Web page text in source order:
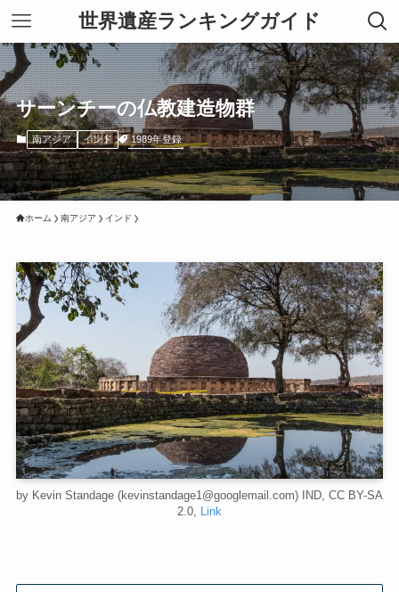
世界遺産ランキングガイド
サーンチーの仏教建造物群
南アジア インド 1989年登録
ホーム 南アジア インド
by Kevin Standage (kevinstandage1@googlemail.com) IND, CC BY-SA
2.0,
Link